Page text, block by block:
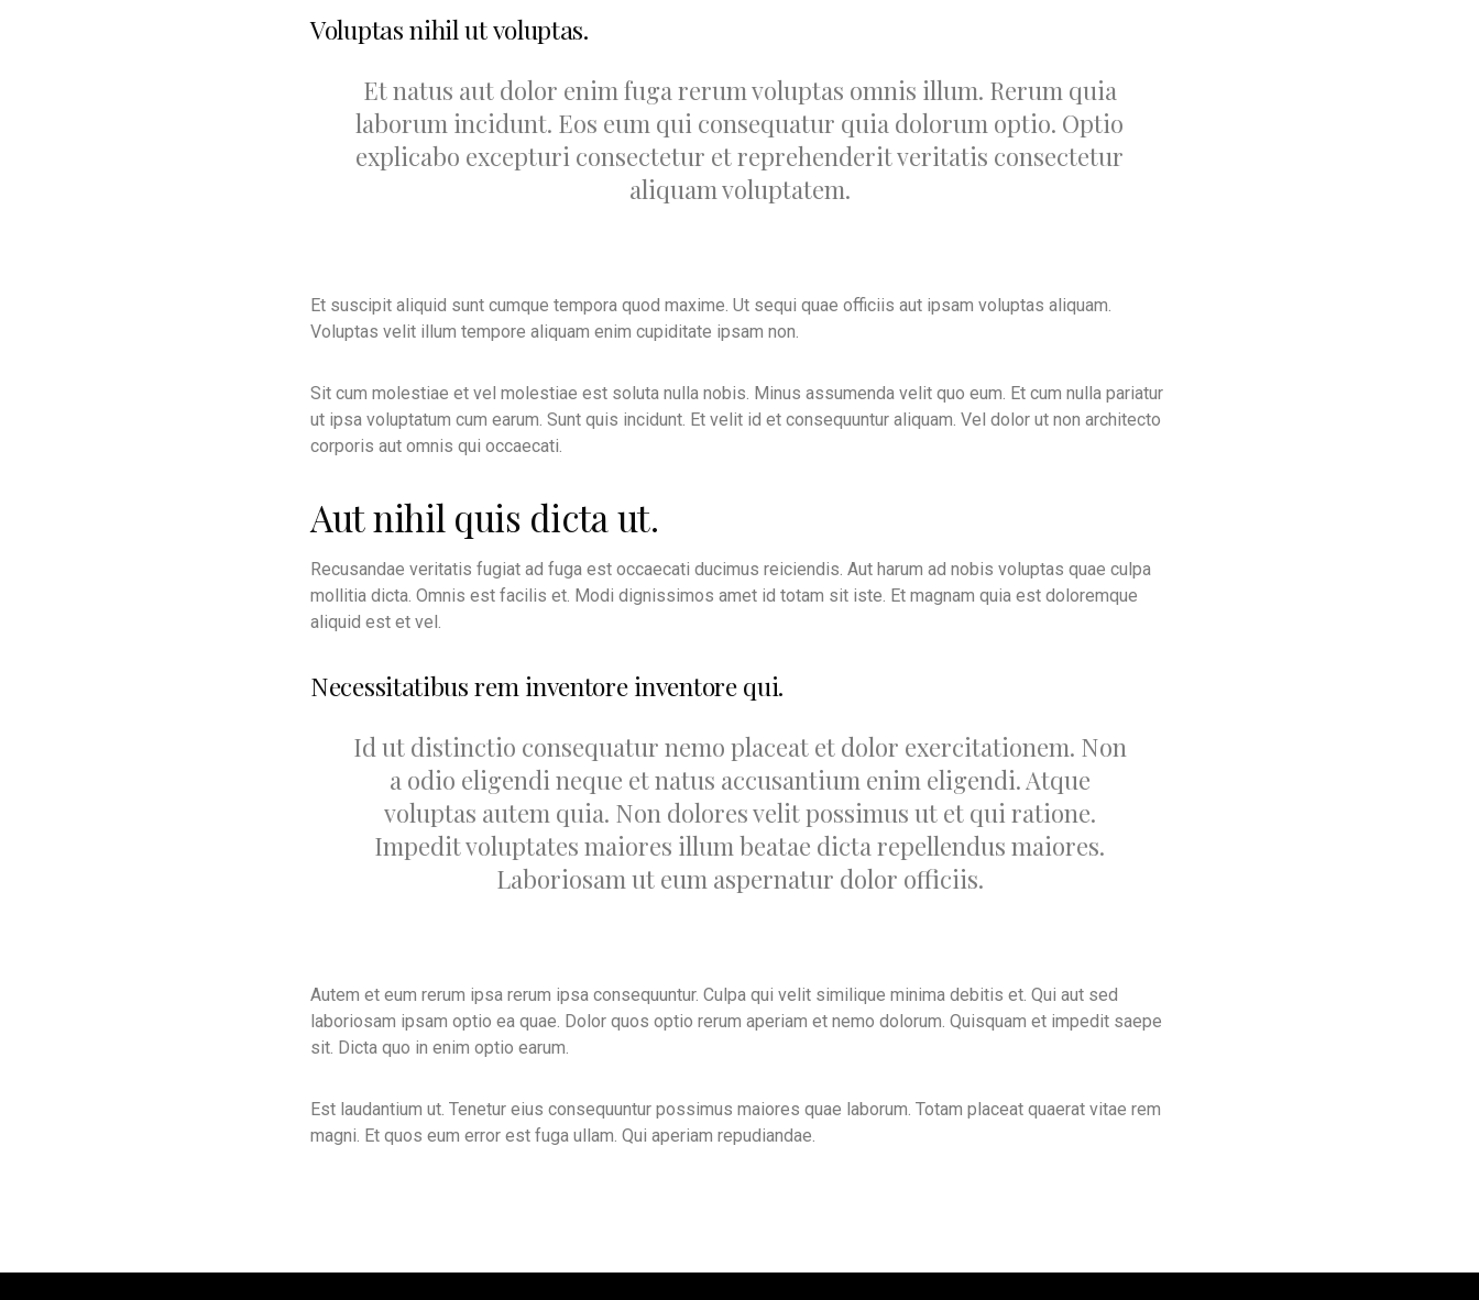
Voluptas nihil ut voluptas.
Et natus aut dolor enim fuga rerum voluptas omnis illum. Rerum quia
laborum incidunt. Eos eum qui consequatur quia dolorum optio. Optio
explicabo excepturi consectetur et reprehenderit veritatis consectetur
aliquam voluptatem.
Et suscipit aliquid sunt cumque tempora quod maxime. Ut sequi quae officiis aut ipsam voluptas aliquam.
Voluptas velit illum tempore aliquam enim cupiditate ipsam non.
Sit cum molestiae et vel molestiae est soluta nulla nobis. Minus assumenda velit quo eum. Et cum nulla pariatur
ut ipsa voluptatum cum earum. Sunt quis incidunt. Et velit id et consequuntur aliquam. Vel dolor ut non architecto
corporis aut omnis qui occaecati.
Aut nihil quis dicta ut.
Recusandae veritatis fugiat ad fuga est occaecati ducimus reiciendis. Aut harum ad nobis voluptas quae culpa
mollitia dicta. Omnis est facilis et. Modi dignissimos amet id totam sit iste. Et magnam quia est doloremque
aliquid est et vel.
Necessitatibus rem inventore inventore qui.
Id ut distinctio consequatur nemo placeat et dolor exercitationem. Non
a odio eligendi neque et natus accusantium enim eligendi. Atque
voluptas autem quia. Non dolores velit possimus ut et qui ratione.
Impedit voluptates maiores illum beatae dicta repellendus maiores.
Laboriosam ut eum aspernatur dolor officiis.
Autem et eum rerum ipsa rerum ipsa consequuntur. Culpa qui velit similique minima debitis et. Qui aut sed
laboriosam ipsam optio ea quae. Dolor quos optio rerum aperiam et nemo dolorum. Quisquam et impedit saepe
sit. Dicta quo in enim optio earum.
Est laudantium ut. Tenetur eius consequuntur possimus maiores quae laborum. Totam placeat quaerat vitae rem
magni. Et quos eum error est fuga ullam. Qui aperiam repudiandae.